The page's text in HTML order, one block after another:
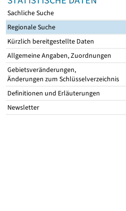
Sachliche Suche
Regionale Suche
Kürzlich bereitgestellte Daten
Allgemeine Angaben, Zuordnungen
Gebietsveränderungen,
Änderungen zum Schlüsselverzeichnis
Definitionen und Erläuterungen
Newsletter